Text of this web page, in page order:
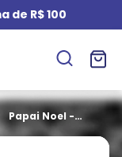
de R$ 100
Papai Noel -
3ª Série - Tom